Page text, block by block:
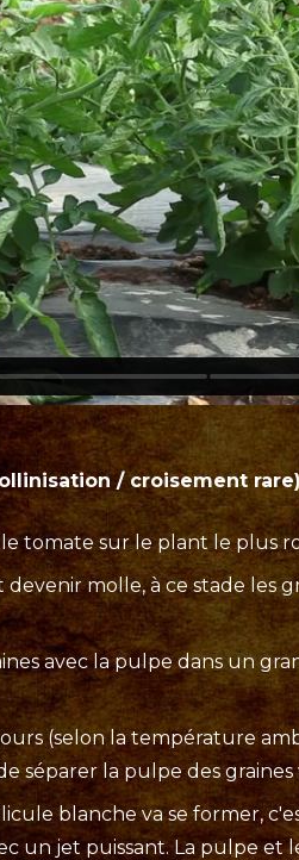
/ croisement
tomate sur le plant le plus
molle, à ce stade les
avec la pulpe dans un
(selon la température
séparer la pulpe des graines
blanche va se former,
un jet puissant. La pulpe et